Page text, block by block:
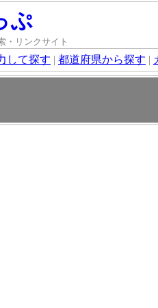
ぷ
・リンクサイト
して探す | 都道府県から探す |